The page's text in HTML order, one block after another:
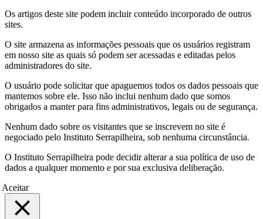
Os artigos deste site podem incluir conteúdo incorporado de outros
sites.
O site armazena as informações pessoais que os usuários registram
em nosso site as quais só podem ser acessadas e editadas pelos
administradores do site.
O usuário pode solicitar que apaguemos todos os dados pessoais que
mantemos sobre ele. Isso não inclui nenhum dado que somos
obrigados a manter para fins administrativos, legais ou de segurança.
Nenhum dado sobre os visitantes que se inscrevem no site é
negociado pelo Instituto Serrapilheira, sob nenhuma circunstância.
O Instituto Serrapilheira pode decidir alterar a sua política de uso de
dados a qualquer momento e por sua exclusiva deliberação.
Aceitar